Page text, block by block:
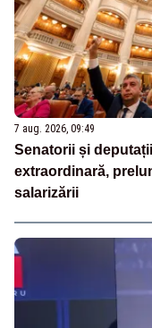
7 aug. 2026, 09:49
Senatorii și
extraordinară,
salarizării